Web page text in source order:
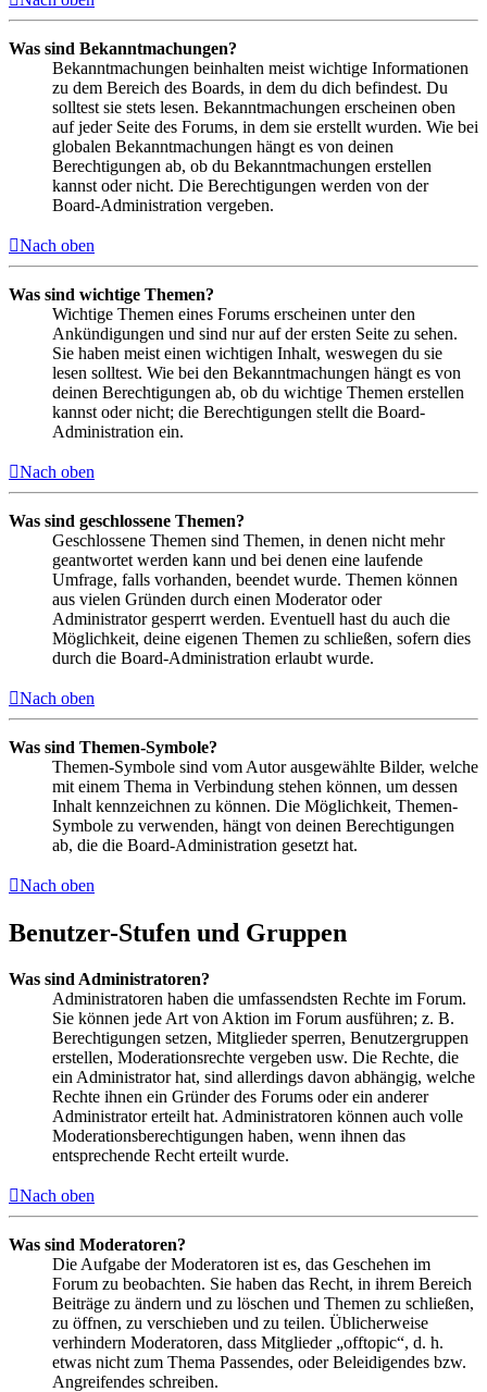
Was sind Bekanntmachungen?
Bekanntmachungen beinhalten meist wichtige Informationen
zu dem Bereich des Boards, in dem du dich befindest. Du
solltest sie stets lesen. Bekanntmachungen erscheinen oben
auf jeder Seite des Forums, in dem sie erstellt wurden. Wie bei
globalen Bekanntmachungen hängt es von deinen
Berechtigungen ab, ob du Bekanntmachungen erstellen
kannst oder nicht. Die Berechtigungen werden von der
Board-Administration vergeben.
Nach oben
Was sind wichtige Themen?
Wichtige Themen eines Forums erscheinen unter den
Ankündigungen und sind nur auf der ersten Seite zu sehen.
Sie haben meist einen wichtigen Inhalt, weswegen du sie
lesen solltest. Wie bei den Bekanntmachungen hängt es von
deinen Berechtigungen ab, ob du wichtige Themen erstellen
kannst oder nicht; die Berechtigungen stellt die Board-
Administration ein.
Nach oben
Was sind geschlossene Themen?
Geschlossene Themen sind Themen, in denen nicht mehr
geantwortet werden kann und bei denen eine laufende
Umfrage, falls vorhanden, beendet wurde. Themen können
aus vielen Gründen durch einen Moderator oder
Administrator gesperrt werden. Eventuell hast du auch die
Möglichkeit, deine eigenen Themen zu schließen, sofern dies
durch die Board-Administration erlaubt wurde.
Nach oben
Was sind Themen-Symbole?
Themen-Symbole sind vom Autor ausgewählte Bilder, welche
mit einem Thema in Verbindung stehen können, um dessen
Inhalt kennzeichnen zu können. Die Möglichkeit, Themen-
Symbole zu verwenden, hängt von deinen Berechtigungen
ab, die die Board-Administration gesetzt hat.
Nach oben
Benutzer-Stufen und Gruppen
Was sind Administratoren?
Administratoren haben die umfassendsten Rechte im Forum.
Sie können jede Art von Aktion im Forum ausführen; z. B.
Berechtigungen setzen, Mitglieder sperren, Benutzergruppen
erstellen, Moderationsrechte vergeben usw. Die Rechte, die
ein Administrator hat, sind allerdings davon abhängig, welche
Rechte ihnen ein Gründer des Forums oder ein anderer
Administrator erteilt hat. Administratoren können auch volle
Moderationsberechtigungen haben, wenn ihnen das
entsprechende Recht erteilt wurde.
Nach oben
Was sind Moderatoren?
Die Aufgabe der Moderatoren ist es, das Geschehen im
Forum zu beobachten. Sie haben das Recht, in ihrem Bereich
Beiträge zu ändern und zu löschen und Themen zu schließen,
zu öffnen, zu verschieben und zu teilen. Üblicherweise
verhindern Moderatoren, dass Mitglieder „offtopic“, d. h.
etwas nicht zum Thema Passendes, oder Beleidigendes bzw.
Angreifendes schreiben.